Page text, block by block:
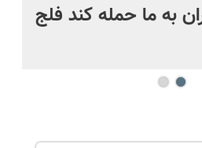
به ما حمله کند فلج